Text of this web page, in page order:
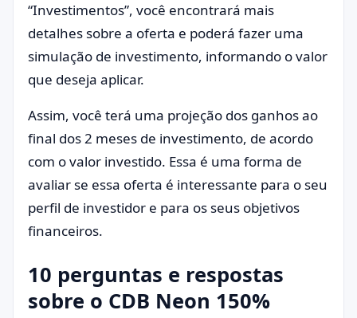
“Investimentos”, você encontrará mais
detalhes sobre a oferta e poderá fazer uma
simulação de investimento, informando o valor
que deseja aplicar.
Assim, você terá uma projeção dos ganhos ao
final dos 2 meses de investimento, de acordo
com o valor investido. Essa é uma forma de
avaliar se essa oferta é interessante para o seu
perfil de investidor e para os seus objetivos
financeiros.
10 perguntas e respostas
sobre o CDB Neon 150%